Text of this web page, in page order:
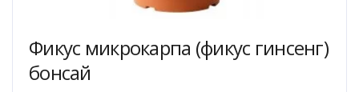
Фикус микрокарпа (фикус гинсенг)
бонсай